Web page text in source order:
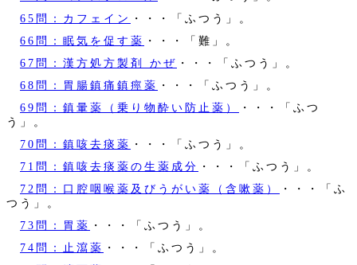
65問：カフェイン
・・・「ふつう」。
66問：眠気を促す薬 ・・・「難」。
67問：漢方処方製剤 かぜ ・・・「ふつう」。
68問：胃腸鎮痛鎮痙薬 ・・・「ふつう」。
69問：鎮暈薬（乗り物酔い防止薬）
・・・「ふつ
う」。
70問：鎮咳去痰薬 ・・・「ふつう」。
71問：鎮咳去痰薬の生薬成分 ・・・「ふつう」。
72問：口腔咽喉薬及びうがい薬（含嗽薬）
・・・「ふ
つう」。
73問：胃薬 ・・・「ふつう」。
74問：止瀉薬 ・・・「ふつう」。